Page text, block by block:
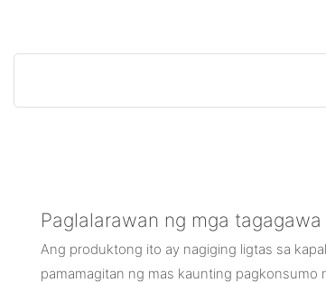
Paglalarawan ng mga
Ang produktong ito ay nagiging ligtas sa
pamamagitan ng mas kaunting pagkonsumo